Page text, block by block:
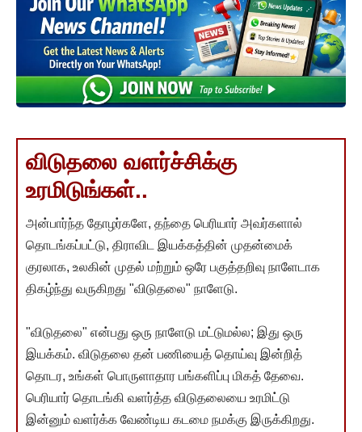
விடுதலை வளர்ச்சிக்கு
உரமிடுங்கள்..
அன்பார்ந்த தோழர்களே, தந்தை பெரியார் அவர்களால்
தொடங்கப்பட்டு, திராவிட இயக்கத்தின் முதன்மைக்
குரலாக, உலகின் முதல் மற்றும் ஒரே பகுத்தறிவு நாளேடாக
திகழ்ந்து வருகிறது "விடுதலை" நாளேடு.
"விடுதலை" என்பது ஒரு நாளேடு மட்டுமல்ல; இது ஒரு
இயக்கம். விடுதலை தன் பணியைத் தொய்வு இன்றித்
தொடர, உங்கள் பொருளாதார பங்களிப்பு மிகத் தேவை.
பெரியார் தொடங்கி வளர்த்த விடுதலையை உரமிட்டு
இன்னும் வளர்க்க வேண்டிய கடமை நமக்கு இருக்கிறது.